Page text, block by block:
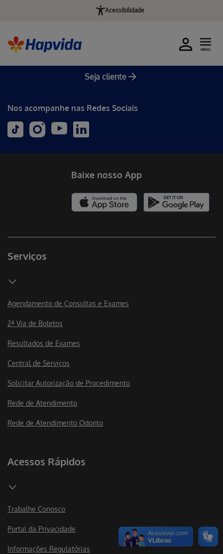
Acessibilidade
Seja cliente
MENU
Nos acompanhe nas Redes Sociais
Serviços
Agendamento de Consultas e Exames
2ª Via de Boletos
Resultados de Exames
Central de Serviços
Solicitar Autorização de Procedimento
Rede de Atendimento
Rede de Atendimento Odonto
Acessos Rápidos
Trabalhe Conosco
Portal da Privacidade
Informações Regulatórias
Baixe nosso App